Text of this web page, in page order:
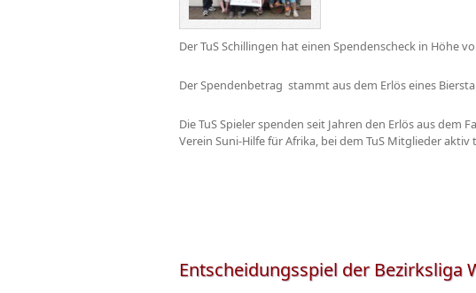
Der TuS Schillingen hat einen Spendenscheck in Höhe
Der Spendenbetrag stammt aus dem Erlös eines
Die TuS Spieler spenden seit Jahren den Erlös aus
Verein Suni-Hilfe für Afrika, bei dem TuS Mitglieder aktiv
Entscheidungsspiel der Bezirksliga